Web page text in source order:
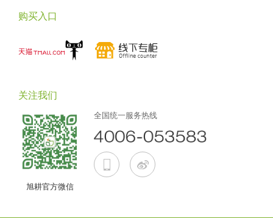
购买入口
关注我们
旭耕官方微信
全国统一服务热线